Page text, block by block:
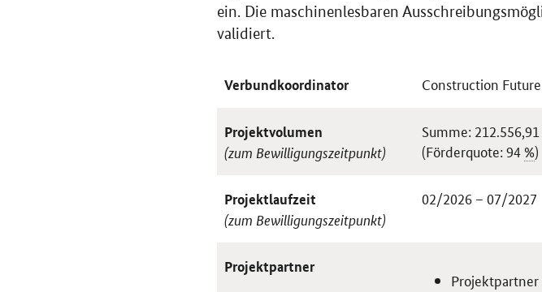
ein. Die maschinenlesbaren
validiert.
Verbundkoordinator Construction
Projektvolumen
(zum Bewilligungszeitpunkt)
Summe: 212.556,91
(Förderquote: 94 %)
Projektlaufzeit
(zum Bewilligungszeitpunkt)
02/2026 – 07/2027
Projektpartner
Projektpartner